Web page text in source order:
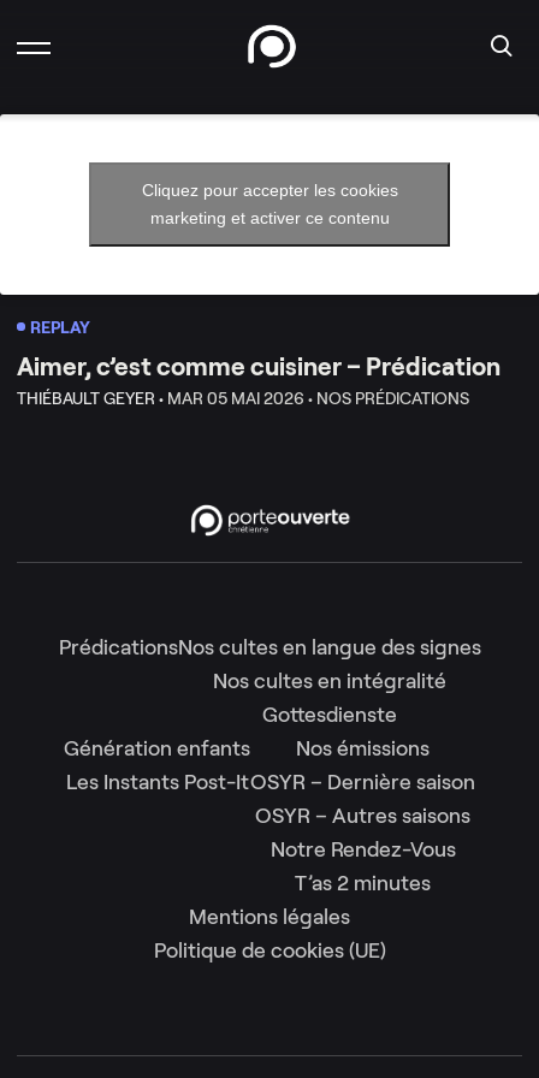
Cliquez pour accepter les cookies
marketing et activer ce contenu
REPLAY
Aimer, c’est comme cuisiner – Prédication
THIÉBAULT GEYER • MAR 05 MAI 2026 • NOS PRÉDICATIONS
PrédicationsNos cultes en langue des signes
Nos cultes en intégralité
Gottesdienste
Génération enfants
Les Instants Post-It
Nos émissions
OSYR – Dernière saison
OSYR – Autres saisons
Notre Rendez-Vous
T’as 2 minutes
Mentions légales
Politique de cookies (UE)